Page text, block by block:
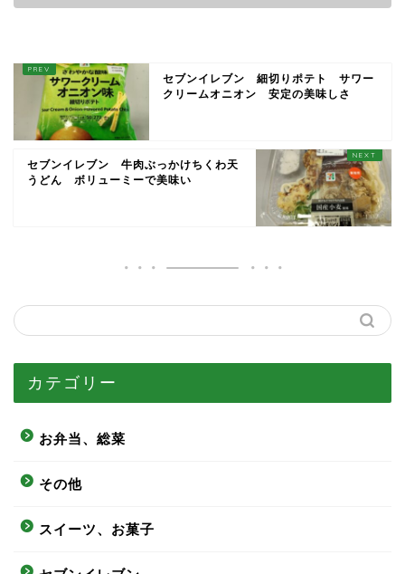
セブンイレブン 細切りポテト サワー
クリームオニオン 安定の美味しさ
セブンイレブン 牛肉ぶっかけちくわ天
うどん ボリューミーで美味い
カテゴリー
お弁当、総菜
その他
スイーツ、お菓子